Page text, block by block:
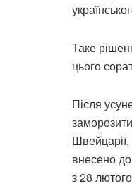
Таке
цього
Після
внесено
з 28